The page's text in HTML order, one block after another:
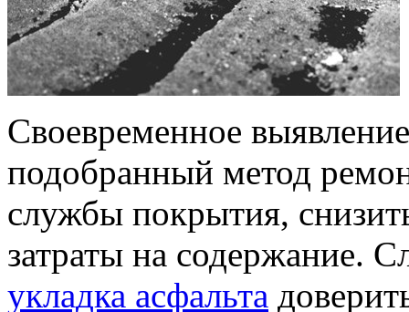
Своевременное
подобранный метод
службы покрытия,
затраты на содержание.
укладка асфальта